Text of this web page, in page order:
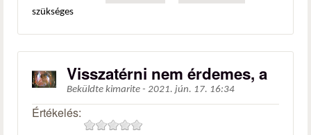
szükséges
Visszatérni nem érdemes, a
Beküldte kimarite - 2021. jún. 17. 16:34
Értékelés: